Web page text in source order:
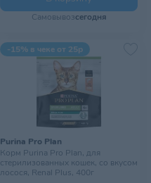
Самовывозсегодня
-15% в чеке от 25р
Purina Pro Plan
Корм Purina Pro Plan, для
стерилизованных кошек, со вкусом
лосося, Renal Plus, 400г